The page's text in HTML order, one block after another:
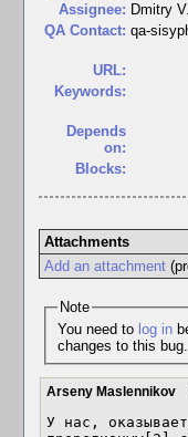
Assignee: Dmitry
QA Contact: qa-
URL:
Keywords:
Depends
on:
Blocks:
Attachments
Add an attachment
Note
You need to log inbefore you can comment on or make
changes to this bug.
Arseny Maslennikov
У нас,